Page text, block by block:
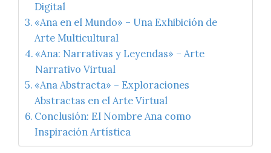
Digital
«Ana en el Mundo» – Una Exhibición de
Arte Multicultural
«Ana: Narrativas y Leyendas» – Arte
Narrativo Virtual
«Ana Abstracta» – Exploraciones
Abstractas en el Arte Virtual
Conclusión: El Nombre Ana como
Inspiración Artística